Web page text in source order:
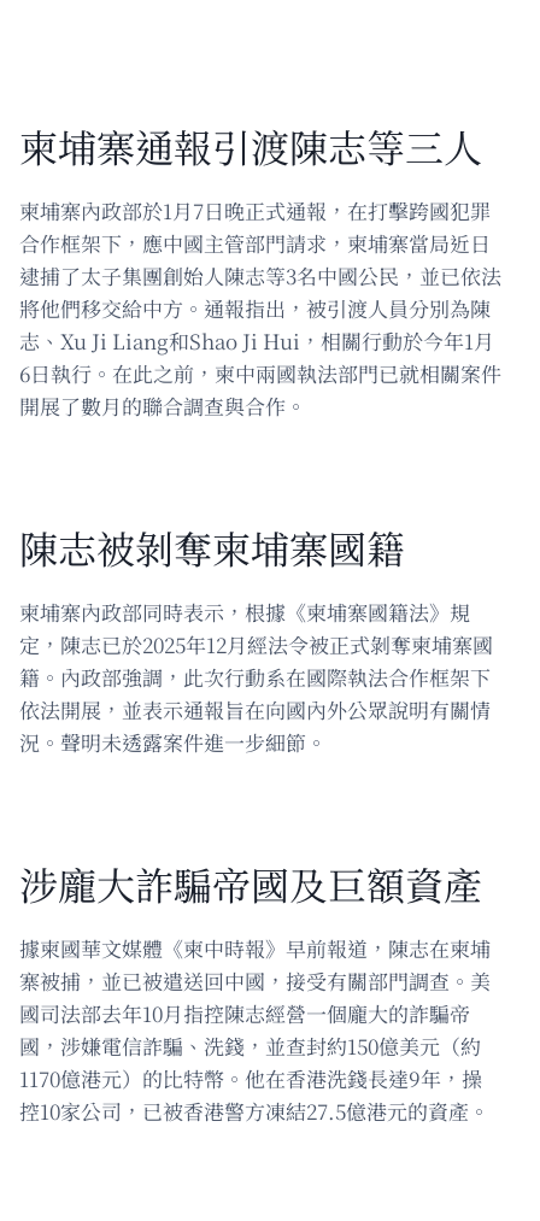
柬埔寨通報引渡陳志等三人
柬埔寨內政部於1月7日晚正式通報，在打擊跨國犯罪
合作框架下，應中國主管部門請求，柬埔寨當局近日
逮捕了太子集團創始人陳志等3名中國公民，並已依法
將他們移交給中方。通報指出，被引渡人員分別為陳
志、Xu Ji Liang和Shao Ji Hui，相關行動於今年1月
6日執行。在此之前，柬中兩國執法部門已就相關案件
開展了數月的聯合調查與合作。
陳志被剝奪柬埔寨國籍
柬埔寨內政部同時表示，根據《柬埔寨國籍法》規
定，陳志已於2025年12月經法令被正式剝奪柬埔寨國
籍。內政部強調，此次行動系在國際執法合作框架下
依法開展，並表示通報旨在向國內外公眾說明有關情
況。聲明未透露案件進一步細節。
涉龐大詐騙帝國及巨額資產
據柬國華文媒體《柬中時報》早前報道，陳志在柬埔
寨被捕，並已被遣送回中國，接受有關部門調查。美
國司法部去年10月指控陳志經營一個龐大的詐騙帝
國，涉嫌電信詐騙、洗錢，並查封約150億美元（約
1170億港元）的比特幣。他在香港洗錢長達9年，操
控10家公司，已被香港警方凍結27.5億港元的資產。